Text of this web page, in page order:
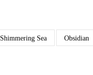
Shimmering Sea Obsidian